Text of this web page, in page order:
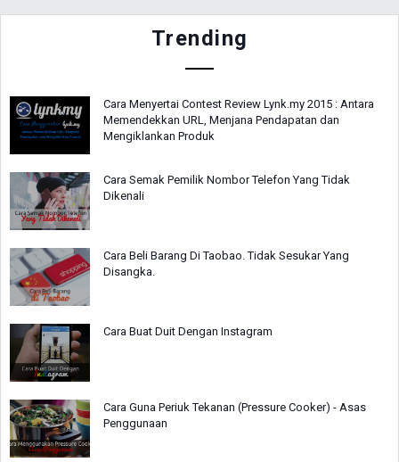
Trending
Cara Menyertai Contest Review Lynk.my 2015 : Antara
Memendekkan URL, Menjana Pendapatan dan
Mengiklankan Produk
Cara Semak Pemilik Nombor Telefon Yang Tidak
Dikenali
Cara Beli Barang Di Taobao. Tidak Sesukar Yang
Disangka.
Cara Buat Duit Dengan Instagram
Cara Guna Periuk Tekanan (Pressure Cooker) - Asas
Penggunaan